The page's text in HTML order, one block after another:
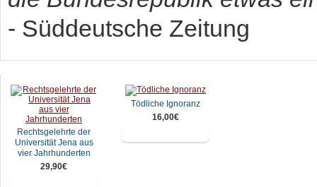
- Süddeutsche Zeitung
Rechtsgelehrte der
Universität Jena aus
vier Jahrhunderten
29,90€
Tödliche Ignoranz
16,00€